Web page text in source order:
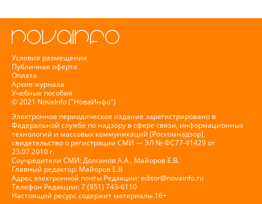
Условия размещения
Публичная оферта
Оплата
Архив журнала
Учебные пособия
© 2021 NovaInfo ("НоваИнфо")
Электронное периодическое издание зарегистрировано в
Федеральной службе по надзору в сфере связи, информационных
технологий и массовых коммуникаций (Роскомнадзор),
свидетельство о регистрации СМИ — ЭЛ № ФС77-41429 от
23.07.2010 г.
Соучредители СМИ: Долганов А.А., Майоров Е.В.
Главный редактор: Майоров Е.В
Адрес электронной почты Редакции:editor@novainfo.ru
Телефон Редакции: 7 (951) 743-6110
Настоящий ресурс содержит материалы 16+